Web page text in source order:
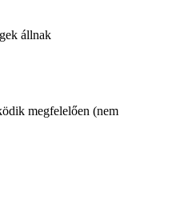
állnak
megfelelően (nem